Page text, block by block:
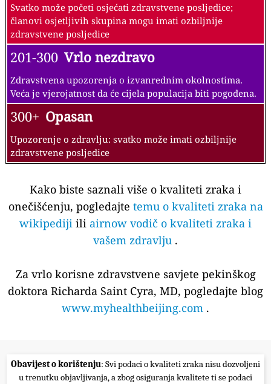
Svatko može početi osjećati zdravstvene posljedice;
članovi osjetljivih skupina mogu imati ozbiljnije
zdravstvene posljedice
201-300 Vrlo nezdravo
Zdravstvena upozorenja o izvanrednim okolnostima.
Veća je vjerojatnost da će cijela populacija biti pogođena.
300+ Opasan
Upozorenje o zdravlju: svatko može imati ozbiljnije
zdravstvene posljedice
Kako biste saznali više o kvaliteti zraka i
onečišćenju, pogledajte temu o kvaliteti zraka na
wikipediji ili airnow vodič o kvaliteti zraka i
vašem zdravlju .
Za vrlo korisne zdravstvene savjete pekinškog
doktora Richarda Saint Cyra, MD, pogledajte blog
www.myhealthbeijing.com .
Obavijest o korištenju: Svi podaci o kvaliteti zraka nisu dozvoljeni
u trenutku objavljivanja, a zbog osiguranja kvalitete ti se podaci